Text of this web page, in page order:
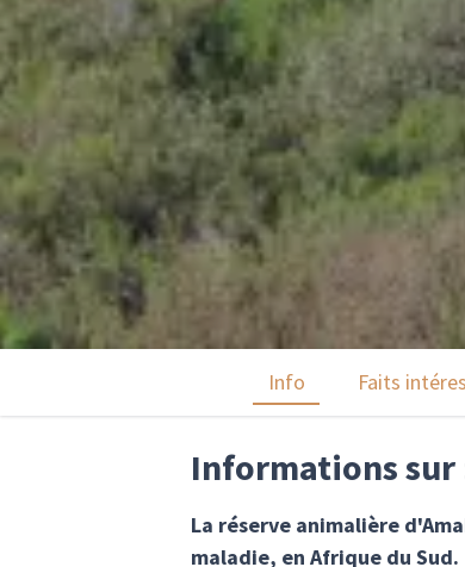
Info Faits
Informations sur
La réserve animalière
maladie, en Afrique du Sud.